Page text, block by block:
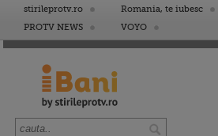
stirileprotv.ro Romania, te iubesc
PROTV NEWS
VOYO